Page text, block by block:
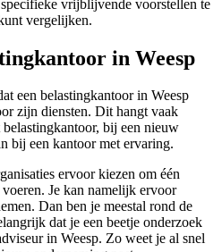
vrijblijvende voorstellen te
vergelijken.
in Weesp
een belastingkantoor in Weesp
zijn diensten. Dit hangt vaak
bij een nieuw
bij een kantoor met ervaring.
ervoor kiezen om één
Je kan namelijk ervoor
Dan ben je meestal rond de
dat je een beetje onderzoek
in Weesp. Zo weet je al snel